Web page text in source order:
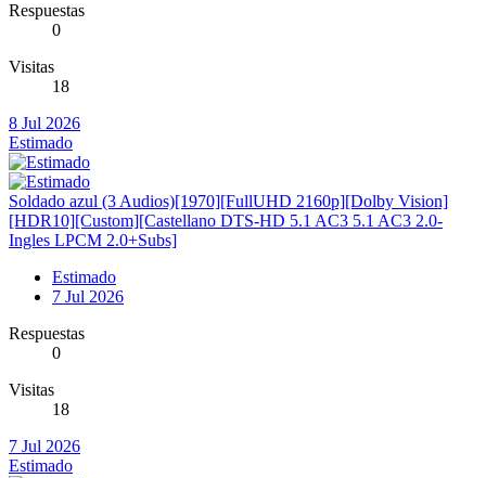
Respuestas
0
Visitas
18
8 Jul 2026
Estimado
Soldado azul (3 Audios)[1970][FullUHD 2160p][Dolby Vision]
[HDR10][Custom][Castellano DTS-HD 5.1 AC3 5.1 AC3 2.0-
Ingles LPCM 2.0+Subs]
Estimado
7 Jul 2026
Respuestas
0
Visitas
18
7 Jul 2026
Estimado